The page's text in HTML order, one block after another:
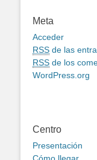
Meta
Acceder
RSS de las
RSS de los
WordPress.org
Centro
Presentación